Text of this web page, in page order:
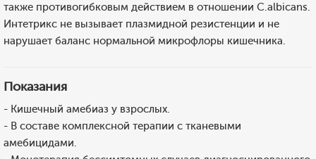
также противогибковым действием в отношении C.albicans.
Интетрикс не вызывает плазмидной резистенции и не
нарушает баланс нормальной микрофлоры кишечника.
Показания
- Кишечный амебиаз у взрослых.
- В составе комплексной терапии с тканевыми
амебицидами.